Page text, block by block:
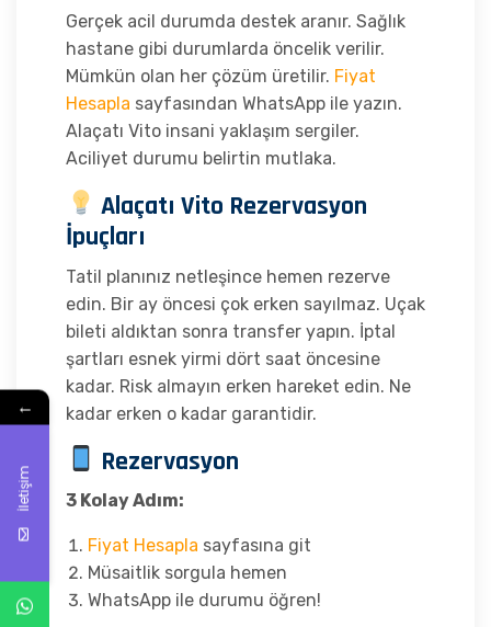
Gerçek acil durumda destek aranır. Sağlık
hastane gibi durumlarda öncelik verilir.
Mümkün olan her çözüm üretilir. Fiyat
Hesapla sayfasından WhatsApp ile yazın.
Alaçatı Vito insani yaklaşım sergiler.
Aciliyet durumu belirtin mutlaka.
Alaçatı Vito Rezervasyon
İpuçları
Tatil planınız netleşince hemen rezerve
edin. Bir ay öncesi çok erken sayılmaz. Uçak
bileti aldıktan sonra transfer yapın. İptal
şartları esnek yirmi dört saat öncesine
kadar. Risk almayın erken hareket edin. Ne
kadar erken o kadar garantidir.
Rezervasyon
3 Kolay Adım:
Fiyat Hesapla sayfasına git
Müsaitlik sorgula hemen
WhatsApp ile durumu öğren!
←
İletişim